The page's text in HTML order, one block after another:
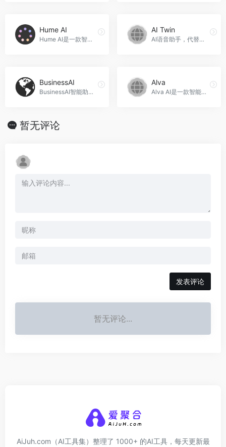
Hume AI
Hume AI是一款智能助手，通过语音交互实现高效、智能的服务，准确识别语音指令，自然流畅的语音合成，多语言支持，快速响应，可定制化开发，适用于多种场景，Hume AI官网入口网址
AI Twin
AI语音助手，代替您进行个性化回复，AI Twin官网入口网址
BusinessAI
BusinessAI智能助手是一款创新的在线工具，提供与人工智能的无缝对话体验，可以提供准确的答案、创造性的写作帮助和出色的绘画作品，BusinessAI官网入口网址
Alva
Alva AI是一款智能助手浏览器插件，集成了聊天消息整理、图片生成、翻译助手等多种功能，帮助用户提高工作效率，Alva官网入口网址
暂无评论
发表评论
暂无评论...
AiJuh.com（AI工具集）整理了 1000+ 的AI工具，每天更新最